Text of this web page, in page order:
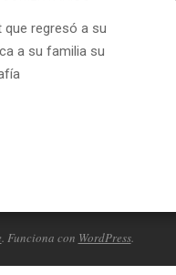
regresó a su
a su familia su
. Funciona con WordPress.